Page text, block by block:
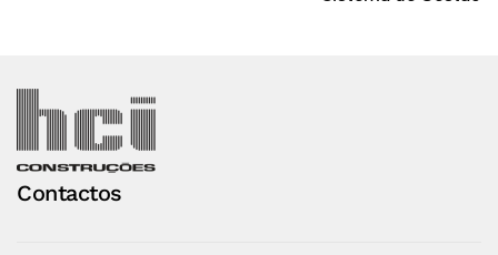
Contactos